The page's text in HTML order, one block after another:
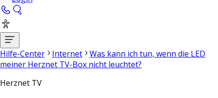
Hilfe-Center Internet
Was kann ich tun, wenn die LED
meiner Herznet TV-Box nicht leuchtet?
Herznet TV